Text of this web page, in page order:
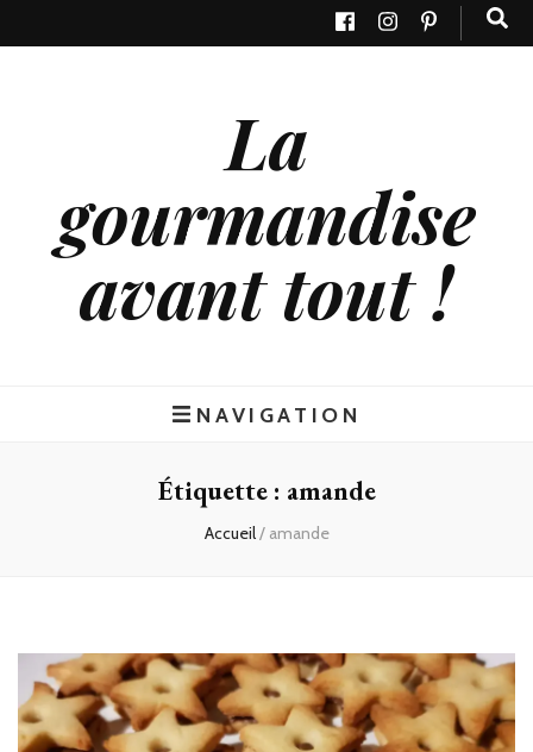
La
gourmandise
avant tout !
NAVIGATION
Étiquette : amande
Accueil/ amande